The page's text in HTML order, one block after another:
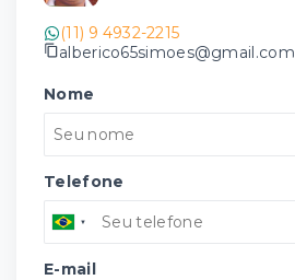
(11) 9 4932-2215
alberico65simoes@gmail.com
Nome
Telefone
E-mail